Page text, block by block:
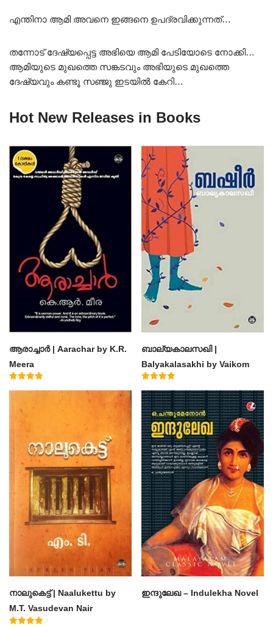
എന്തിനാ ആമി അവനെ ഇങ്ങനെ ഉപദ്രവിക്കുന്നത്…
തന്നോട് ദേഷ്യപ്പെട്ട അഭിയെ ആമി പേടിയോടെ നോക്കി…
ആമിയുടെ മുഖത്തെ സങ്കടവും അഭിയുടെ മുഖത്തെ
ദേഷ്യവും കണ്ടൂ സഞ്ജു ഇടയിൽ കേറി…
Hot New Releases in Books
ആരാച്ചാര്‍ | Aarachar by K.R.
Meera
ബാല്യകാലസഖി |
Balyakalasakhi by Vaikom
Muhammad Basheer
4.60
out of 5
നാലുകെട്ട് | Naalukettu by
M.T. Vasudevan Nair
ഇന്ദുലേഖ – Indulekha Novel